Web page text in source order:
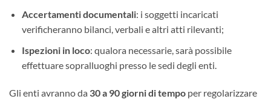
Accertamenti documentali: i soggetti incaricati
verificheranno bilanci, verbali e altri atti rilevanti;
Ispezioni in loco: qualora necessarie, sarà possibile
effettuare sopralluoghi presso le sedi degli enti.
Gli enti avranno da 30 a 90 giorni di tempo per regolarizzare